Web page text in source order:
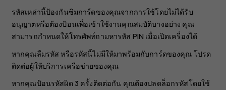
รหัสเหล่านี้ป้องกันซิมการ์ดของคุณจากการใช้โดยไม่ได้รับ
อนุญาตหรือต้องป้อนเพื่อเข้าใช้งานคุณสมบัติบางอย่าง คุณ
สามารถกำหนดให้โทรศัพท์ถามหารหัส PIN เมื่อเปิดเครื่องได้
หากคุณลืมรหัส หรือรหัสนี้ไม่มีให้มาพร้อมกับการ์ดของคุณ โปรด
ติดต่อผู้ให้บริการเครือข่ายของคุณ
หากคุณป้อนรหัสผิด 3 ครั้งติดต่อกัน คุณต้องปลดล็อกรหัสโดยใช้